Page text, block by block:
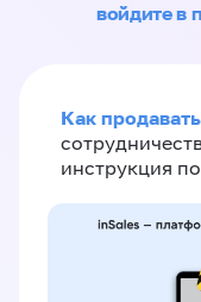
войдите в
Как
инструкция